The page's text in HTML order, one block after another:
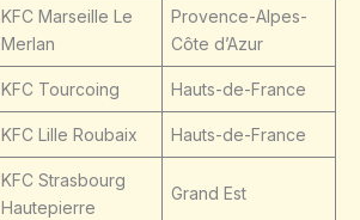
KFC Marseille Le
Merlan
Provence-Alpes-
Côte d’Azur
KFC Tourcoing Hauts-de-France
KFC Lille Roubaix Hauts-de-France
KFC Strasbourg
Hautepierre
Grand Est